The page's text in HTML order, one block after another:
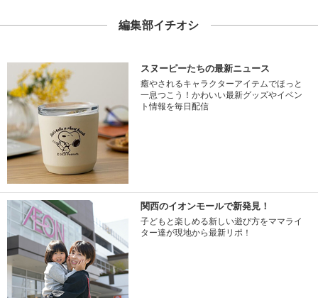
編集部イチオシ
スヌーピーたちの最新ニュース
癒やされるキャラクターアイテムでほっと
一息つこう！かわいい最新グッズやイベン
ト情報を毎日配信
関西のイオンモールで新発見！
子どもと楽しめる新しい遊び方をママライ
ター達が現地から最新リポ！